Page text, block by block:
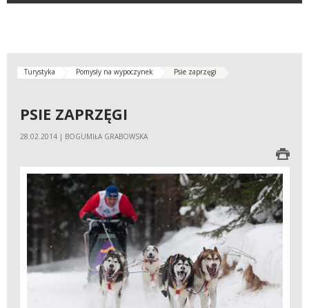
Turystyka Pomysły na wypoczynek Psie zaprzęgi
PSIE ZAPRZĘGI
28.02.2014 | BOGUMIŁA GRABOWSKA